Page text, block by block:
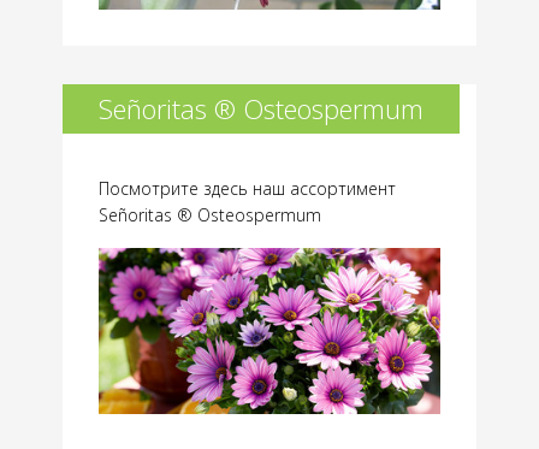
Señoritas ® Osteospermum
Посмотрите здесь наш ассортимент
Señoritas ® Osteospermum